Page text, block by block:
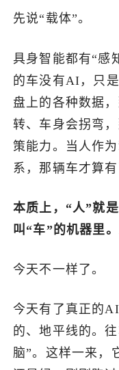
先说“载体”。
具身智能都有“感
的车没有AI，只
盘上的各种数据
转、车身会拐弯
策能力。当人作
系，那辆车才算有
本质上，“人”就
叫“车”的机器里
今天不一样了。
今天有了真正的
的、地平线的。
脑”。这样一来，